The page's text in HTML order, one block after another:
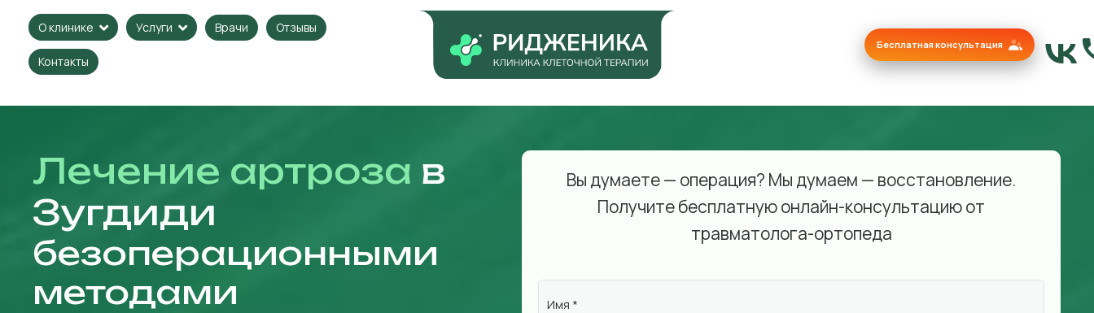
О клинике Услуги Врачи Отзывы
Контакты
Бесплатная консультация
Лечение артроза в
Зугдиди
безоперационными
методами
Вы думаете — операция? Мы думаем — восстановление.
Получите бесплатную онлайн-консультацию от
травматолога-ортопеда
Имя *